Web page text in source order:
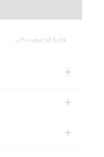
Fri retur till butik
+
+
+